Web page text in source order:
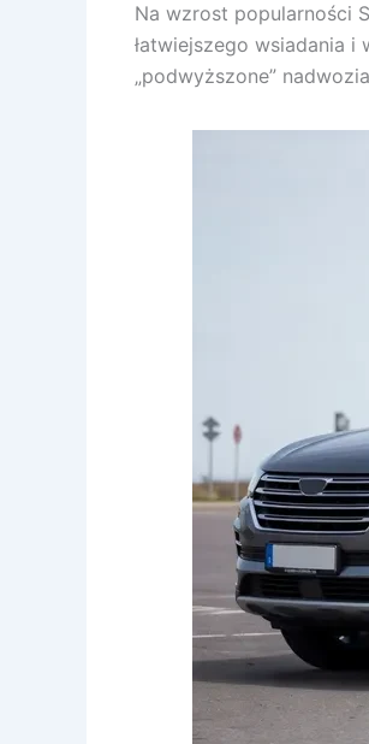
Na wzrost popularności
łatwiejszego wsiadania
„podwyższone”